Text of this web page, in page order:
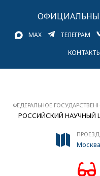
MAX ТЕЛЕГРАМ
ФЕДЕРАЛЬНОЕ
РОССИЙСКИЙ НАУЧНЫЙ